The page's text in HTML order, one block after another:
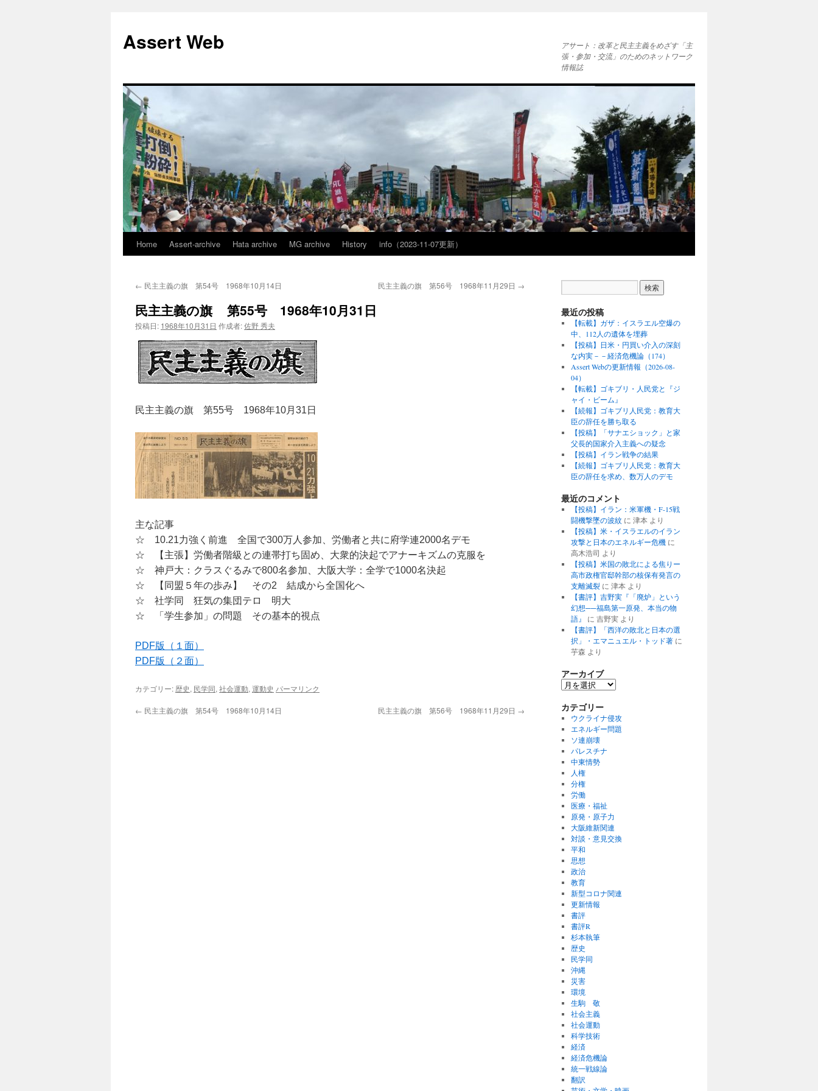
テ
ン
ス
キ
ッ
プ
Assert Web
アサート：改革と民主主義をめざす「主
張・参加・交流」のためのネットワーク
情報誌
Home Assert-archive Hata archive MG archive History info（2023-11-07更新）
← 民主主義の旗 第54号 1968年10月14日 民主主義の旗 第56号 1968年11月29日 →
民主主義の旗 第55号 1968年10月31日
投稿日: 1968年10月31日 作成者:佐野 秀夫
民主主義の旗 第55号 1968年10月31日
主な記事
☆ 10.21力強く前進 全国で300万人参加、労働者と共に府学連2000名デモ
☆ 【主張】労働者階級との連帯打ち固め、大衆的決起でアナーキズムの克服を
☆ 神戸大：クラスぐるみで800名参加、大阪大学：全学で1000名決起
☆ 【同盟５年の歩み】 その2 結成から全国化へ
☆ 社学同 狂気の集団テロ 明大
☆ 「学生参加」の問題 その基本的視点
PDF版（１面）
PDF版（２面）
カテゴリー: 歴史, 民学同, 社会運動, 運動史 パーマリンク
← 民主主義の旗 第54号 1968年10月14日 民主主義の旗 第56号 1968年11月29日 →
最近の投稿
【転載】ガザ：イスラエル空爆の
中、112人の遺体を埋葬
【投稿】日米・円買い介入の深刻
な内実－－経済危機論（174）
Assert Webの更新情報（2026-08-
04）
【転載】ゴキブリ・人民党と『ジ
ャイ・ビーム』
【続報】ゴキブリ人民党：教育大
臣の辞任を勝ち取る
【投稿】「サナエショック」と家
父長的国家介入主義への疑念
【投稿】イラン戦争の結果
【続報】ゴキブリ人民党：教育大
臣の辞任を求め、数万人のデモ
最近のコメント
【投稿】イラン：米軍機・F-15戦
闘機撃墜の波紋に 津本より
【投稿】米・イスラエルのイラン
攻撃と日本のエネルギー危機に
高木浩司 より
【投稿】米国の敗北による焦りー
高市政権官邸幹部の核保有発言の
支離滅裂に 津本より
【書評】吉野実『「廃炉」という
幻想──福島第一原発、本当の物
語』
に 吉野実より
【書評】「西洋の敗北と日本の選
択」・エマニュエル・トッド著に
芋森 より
アーカイブ
ア
カ
イ
ブ
カテゴリー
ウクライナ侵攻
エネルギー問題
ソ連崩壊
パレスチナ
中東情勢
人権
分権
労働
医療・福祉
原発・原子力
大阪維新関連
対談・意見交換
平和
思想
政治
教育
新型コロナ関連
更新情報
書評
書評R
杉本執筆
歴史
民学同
沖縄
災害
環境
生駒 敬
社会主義
社会運動
科学技術
経済
経済危機論
統一戦線論
翻訳